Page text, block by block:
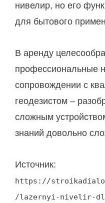
нивелир, но его
для бытового
В аренду
профессиональные
сопровождении с
геодезистом –
сложным
знаний довольно
Источник:
https://
/lazernyi-nivelir-